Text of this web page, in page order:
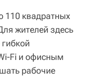
110 квадратных
жителей здесь
Fi и офисным
рабочие